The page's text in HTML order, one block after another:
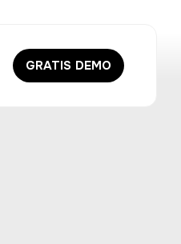
GRATIS DEMO